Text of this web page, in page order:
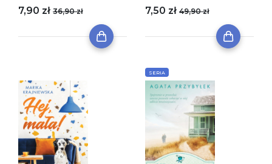
7,90 zł 36,90 zł 7,50 zł 49,90 zł
SERIA